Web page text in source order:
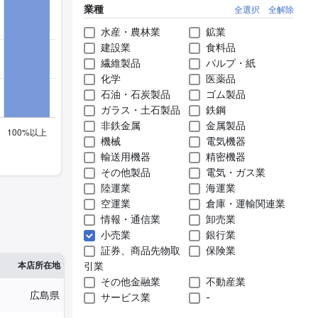
本店所在地
広島県 2,792人
業種 全選択 全解除
水産・農林業
鉱業
建設業
食料品
繊維製品
パルプ・紙
化学
医薬品
石油・石炭製品
ゴム製品
ガラス・土石製品
鉄鋼
非鉄金属
金属製品
機械
電気機器
輸送用機器
精密機器
その他製品
電気・ガス業
陸運業
海運業
空運業
倉庫・運輸関連業
情報・通信業
卸売業
小売業
銀行業
証券、商品先物取
引業
保険業
その他金融業
不動産業
サービス業
-